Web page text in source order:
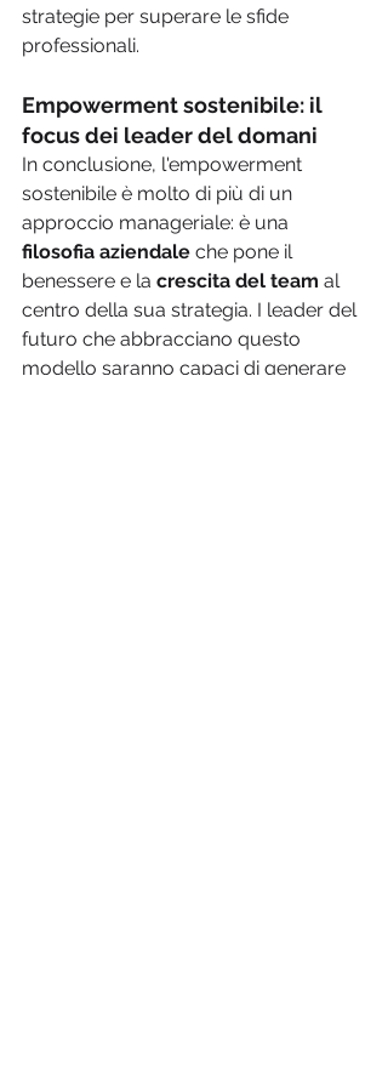
strategie per superare le sfide
professionali.
Empowerment sostenibile: il
focus dei leader del domani
In conclusione, l'empowerment
sostenibile è molto di più di un
approccio manageriale: è una
filosofia aziendale che pone il
benessere e la crescita del team al
centro della sua strategia. I leader del
futuro che abbracciano questo
modello saranno capaci di generare